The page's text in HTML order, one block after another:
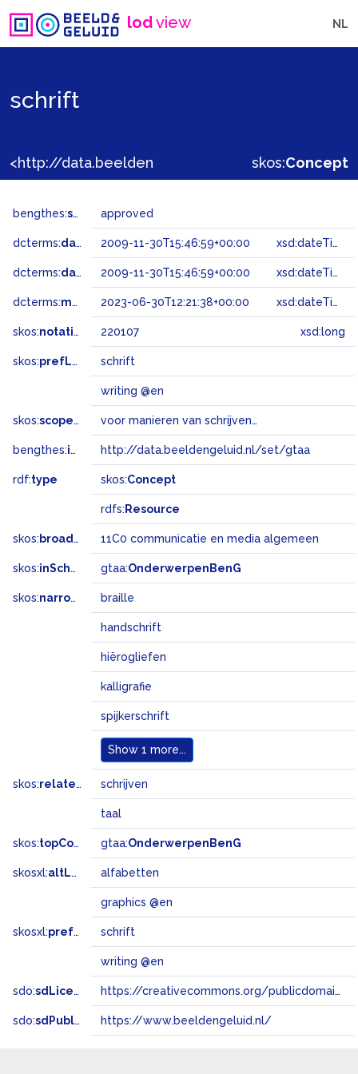
lodview NL
schrift
skos:Concept
bengthes:status approved
dcterms:dateAccepted 2009-11-30T15:46:59+00:00 xsd:dateTime
dcterms:dateSubmitted 2009-11-30T15:46:59+00:00 xsd:dateTime
dcterms:modified 2023-06-30T12:21:38+00:00 xsd:dateTime
skos:notation 220107 xsd:long
skos:prefLabel schrift
writing @en
skos:scopeNote voor manieren van schrijven en voor bijzondere lettertekens van een taal
bengthes:inSet http://data.beeldengeluid.nl/set/gtaa
rdf:type skos:Concept
rdfs: Resource
skos: broadMatch 11C0 communicatie en media algemeen
skos:inScheme gtaa:OnderwerpenBenG
skos:narrower braille
handschrift
hiërogliefen
kalligrafie
spijkerschrift
Show 1 more...
skos:related schrijven
taal
skos:topConceptOf gtaa:OnderwerpenBenG
skosxl:altLabel alfabetten
graphics @en
skosxl:prefLabel schrift
writing @en
sdo:sdLicense https://creativecommons.org/publicdomain/zero/1.0/
sdo:sdPublisher https://www.beeldengeluid.nl/